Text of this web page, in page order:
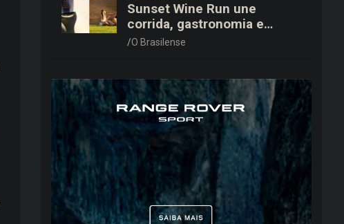
Sunset Wine Run une
corrida, gastronomia e
enoturismo na Vinícola
O Brasilense